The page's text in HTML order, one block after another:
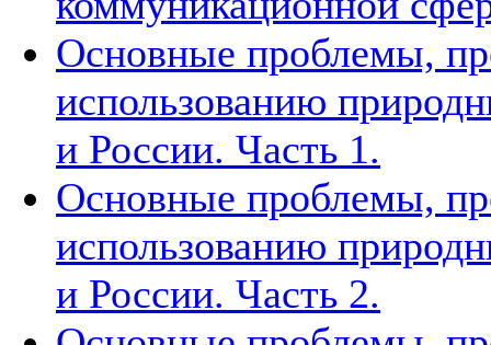
Основные проблемы,
использованию
и России. Часть 1.
Основные проблемы,
использованию
и России. Часть 2.